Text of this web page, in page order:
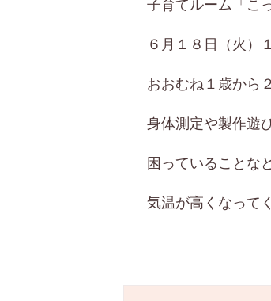
子育てルーム「こ
６月１８日（火）
おおむね１歳から
身体測定や製作遊
困っていることな
気温が高くなって